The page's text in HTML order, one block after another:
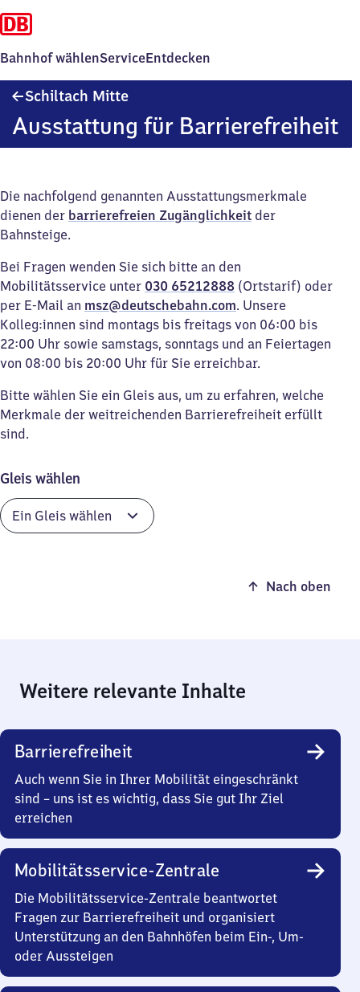
Bahnhof wählenServiceEntdecken
Schiltach Mitte
Ausstattung für Barrierefreiheit
Die nachfolgend genannten Ausstattungsmerkmale
dienen der barrierefreien Zugänglichkeit der
Bahnsteige.
Bei Fragen wenden Sie sich bitte an den
Mobilitätsservice unter 030 65212888 (Ortstarif) oder
per E-Mail an msz@deutschebahn.com. Unsere
Kolleg:innen sind montags bis freitags von 06:00 bis
22:00 Uhr sowie samstags, sonntags und an Feiertagen
von 08:00 bis 20:00 Uhr für Sie erreichbar.
Bitte wählen Sie ein Gleis aus, um zu erfahren, welche
Merkmale der weitreichenden Barrierefreiheit erfüllt
sind.
Gleis wählen
Nach oben
Weitere relevante Inhalte
Barrierefreiheit
Auch wenn Sie in Ihrer Mobilität eingeschränkt
sind – uns ist es wichtig, dass Sie gut Ihr Ziel
erreichen
Mobilitätsservice-Zentrale
Die Mobilitätsservice-Zentrale beantwortet
Fragen zur Barrierefreiheit und organisiert
Unterstützung an den Bahnhöfen beim Ein-, Um-
oder Aussteigen